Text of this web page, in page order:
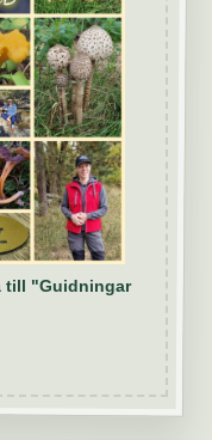
till "Guidningar